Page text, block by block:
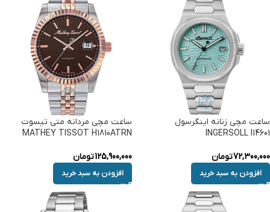
ساعت مچی زنانه اینگرسول
INGERSOLL I14601
72,300,000تومان
افزودن به سبد خرید
ساعت مچی مردانه متی تیسوت
MATHEY TISSOT H1810ATRN
125,900,000تومان
افزودن به سبد خرید